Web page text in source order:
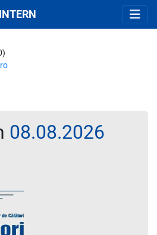
08.08.2026
rezervat (biletul se emite